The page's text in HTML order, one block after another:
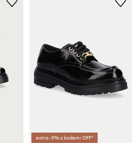
extra -5% z kodem: OFF*